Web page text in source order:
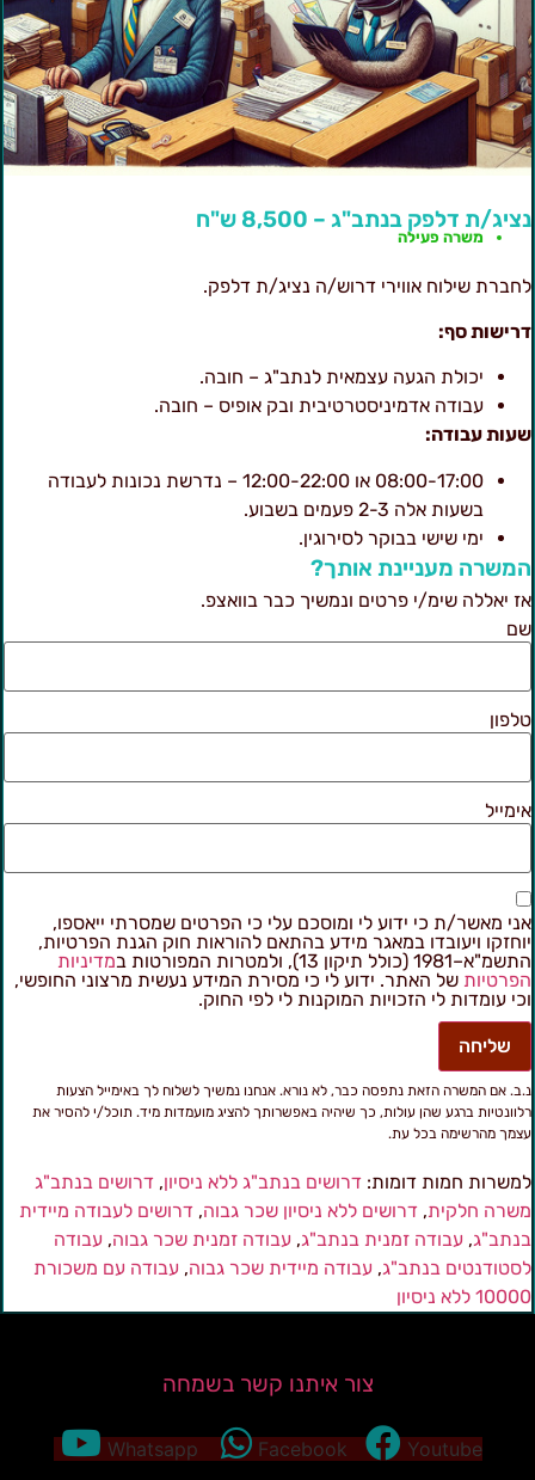
ת דלפק בנתב"ג – 8,500 ש"ח
משרה פעילה
שילוח אווירי דרוש/ה נציג/ת דלפק.
סף:
יכולת הגעה עצמאית לנתב"ג – חובה.
עבודה אדמיניסטרטיבית ובק אופיס – חובה.
עבודה:
08:00-17:00 או 12:00-22:00 – נדרשת נכונות לעבודה
בשעות אלה 2-3 פעמים בשבוע.
ימי שישי בבוקר לסירוגין.
מעניינת אותך?
יאללה שימ/י פרטים ונמשיך כבר בוואצפ.
מאשר/ת כי ידוע לי ומוסכם עלי כי הפרטים שמסרתי ייאספו,
ויעובדו במאגר מידע בהתאם להוראות חוק הגנת הפרטיות,
(כולל תיקון 13), ולמטרות המפורטות ב
מדיניות
של האתר. ידוע לי כי מסירת המידע נעשית מרצוני החופשי,
עומדות לי הזכויות המוקנות לי לפי החוק.
שליחה
אם המשרה הזאת נתפסה כבר, לא נורא. אנחנו נמשיך לשלוח לך באימייל הצעות
ברגע שהן עולות, כך שיהיה באפשרותך להציג מועמדות מיד. תוכל/י להסיר את
מהרשימה בכל עת.
חמות דומות:דרושים בנתב"ג ללא ניסיון,דרושים בנתב"ג
חלקית,דרושים ללא ניסיון שכר גבוה,דרושים לעבודה מיידית
,עבודה זמנית בנתב"ג,עבודה זמנית שכר גבוה,עבודה
בנתב"ג,עבודה מיידית שכר גבוה,עבודה עם משכורת
ללא ניסיון
צור איתנו קשר בשמחה
Whatsapp Facebook Youtube